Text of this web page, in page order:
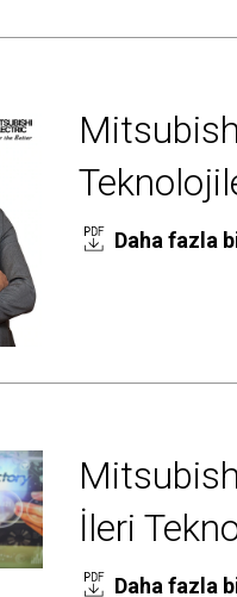
Daha fazla
İleri
Daha fazla